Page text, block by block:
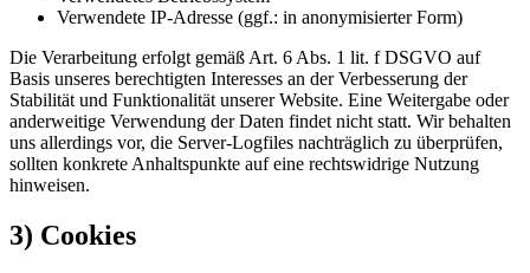
Verwendete IP-Adresse (ggf.: in anonymisierter Form)
Die Verarbeitung erfolgt gemäß Art. 6 Abs. 1 lit. f DSGVO auf
Basis unseres berechtigten Interesses an der Verbesserung der
Stabilität und Funktionalität unserer Website. Eine Weitergabe oder
anderweitige Verwendung der Daten findet nicht statt. Wir behalten
uns allerdings vor, die Server-Logfiles nachträglich zu überprüfen,
sollten konkrete Anhaltspunkte auf eine rechtswidrige Nutzung
hinweisen.
3) Cookies